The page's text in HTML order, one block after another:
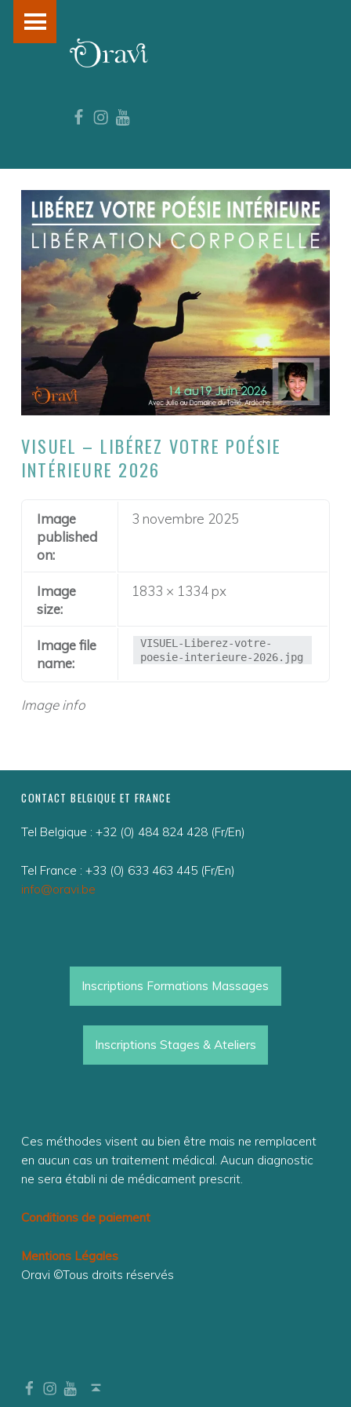
F
O
R
M
A
T
I
O
N
D
E
M
A
S
S
G
E
T
G
E
D
E
L
I
R
A
T
I
O
O
R
P
O
E
L
VISUEL – LIBÉREZ VOTRE POÉSIE
INTÉRIEURE 2026
Image info
Image
published
on:
3 novembre 2025
Image
size:
1833 × 1334 px
Image file
name:
VISUEL-Liberez-votre-
poesie-interieure-2026.jpg
FOOTER SIDEBAR
CONTACT BELGIQUE ET FRANCE
Tel Belgique : +32 (0) 484 824 428 (Fr/En)
Tel France : +33 (0) 633 463 445 (Fr/En)
info@oravi.be
Inscriptions Formations Massages
Inscriptions Stages & Ateliers
Ces méthodes visent au bien être mais ne remplacent
en aucun cas un traitement médical. Aucun diagnostic
ne sera établi ni de médicament prescrit.
Conditions de paiement
Mentions Légales
Oravi ©Tous droits réservés
Facebook
Instagram
YouTube